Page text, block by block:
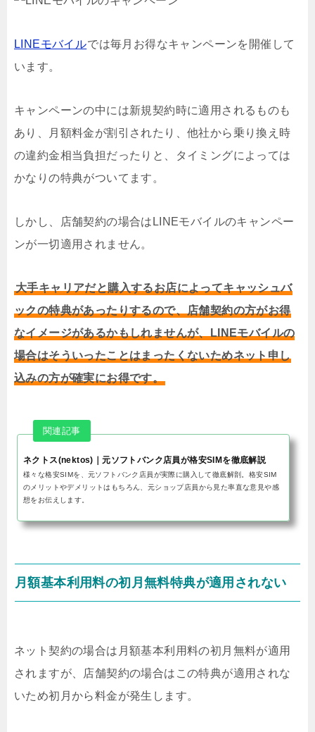
LINEモバイルでは毎月お得なキャンペーンを開催して
います。
キャンペーンの中には新規契約時に適用されるものも
あり、月額料金が割引されたり、他社から乗り換え時
の違約金相当負担だったりと、タイミングによっては
かなりの特典がついてます。
しかし、店舗契約の場合はLINEモバイルのキャンペー
ンが一切適用されません。
大手キャリアだと購入するお店によってキャッシュバ
ックの特典があったりするので、店舗契約の方がお得
なイメージがあるかもしれませんが、LINEモバイルの
場合はそういったことはまったくないためネット申し
込みの方が確実にお得です。
ネクトス(nektos)｜元ソフトバンク店員が格安SIMを徹底解説
様々な格安SIMを、元ソフトバンク店員が実際に購入して徹底解剖。格安SIM
のメリットやデメリットはもちろん、元ショップ店員から見た率直な意見や感
想をお伝えします。
月額基本利用料の初月無料特典が適用されない
ネット契約の場合は月額基本利用料の初月無料が適用
されますが、店舗契約の場合はこの特典が適用されな
いため初月から料金が発生します。